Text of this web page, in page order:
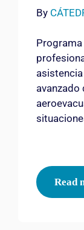
By
avanzado
Read